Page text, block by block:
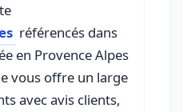
référencés dans
en Provence Alpes
vous offre un large
avec avis clients,